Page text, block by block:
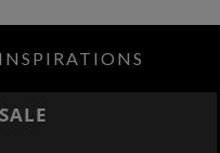
DESIGNERS